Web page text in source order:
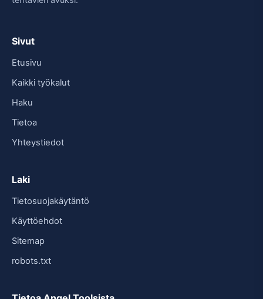
Sivut
Etusivu
Kaikki työkalut
Haku
Tietoa
Yhteystiedot
Laki
Tietosuojakäytäntö
Käyttöehdot
Sitemap
robots.txt